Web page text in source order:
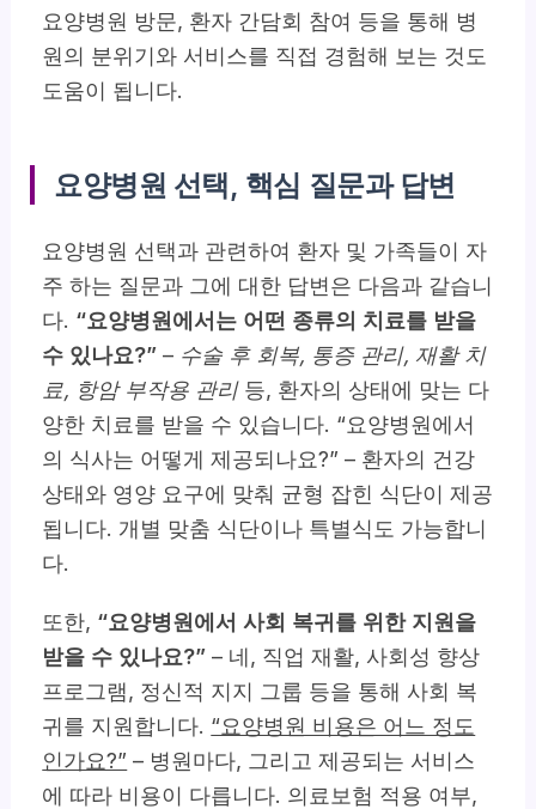
요양병원 방문, 환자 간담회 참여 등을 통해 병
원의 분위기와 서비스를 직접 경험해 보는 것도
도움이 됩니다.
요양병원 선택, 핵심 질문과 답변
요양병원 선택과 관련하여 환자 및 가족들이 자
주 하는 질문과 그에 대한 답변은 다음과 같습니
다. “요양병원에서는 어떤 종류의 치료를 받을
수 있나요?” – 수술 후 회복, 통증 관리, 재활 치
료, 항암 부작용 관리등, 환자의 상태에 맞는 다
양한 치료를 받을 수 있습니다. “요양병원에서
의 식사는 어떻게 제공되나요?” – 환자의 건강
상태와 영양 요구에 맞춰 균형 잡힌 식단이 제공
됩니다. 개별 맞춤 식단이나 특별식도 가능합니
다.
또한, “요양병원에서 사회 복귀를 위한 지원을
받을 수 있나요?” – 네, 직업 재활, 사회성 향상
프로그램, 정신적 지지 그룹 등을 통해 사회 복
귀를 지원합니다. “요양병원 비용은 어느 정도
인가요?” – 병원마다, 그리고 제공되는 서비스
에 따라 비용이 다릅니다. 의료보험 적용 여부,